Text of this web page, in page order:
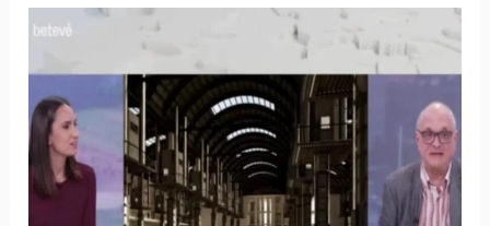
Entrevista
Armengol,
membre
de